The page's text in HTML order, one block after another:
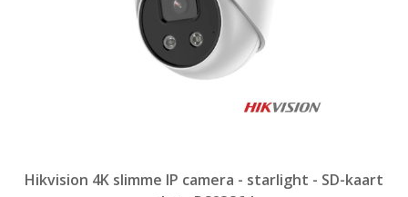
Hikvision 4K slimme IP camera - starlight - SD-kaart